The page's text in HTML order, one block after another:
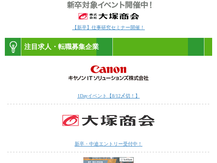
【新卒】仕事研究セミナー開催！
注目求人・転職募集企業
1Dayイベント【8/12〆切！】
新卒・中途エントリー受付中！